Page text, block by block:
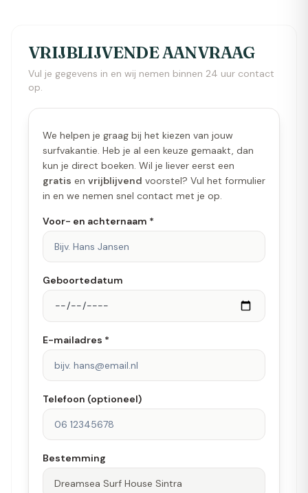
VRIJBLIJVENDE AANVRAAG
Vul je gegevens in en wij nemen binnen 24 uur contact
op.
We helpen je graag bij het kiezen van jouw
surfvakantie. Heb je al een keuze gemaakt, dan
kun je direct boeken. Wil je liever eerst een
gratis en vrijblijvend voorstel? Vul het formulier
in en we nemen snel contact met je op.
Voor- en achternaam *
Geboortedatum
E-mailadres *
Telefoon (optioneel)
Bestemming